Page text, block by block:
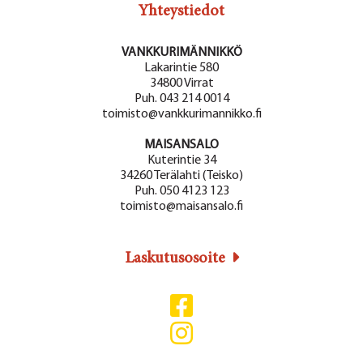
Yhteystiedot
VANKKURIMÄNNIKKÖ
Lakarintie 580
34800 Virrat
Puh. 043 214 0014
toimisto@vankkurimannikko.fi
MAISANSALO
Kuterintie 34
34260 Terälahti (Teisko)
Puh. 050 4123 123
toimisto@maisansalo.fi
Laskutusosoite